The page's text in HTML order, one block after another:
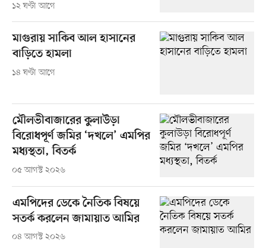
১২ ঘণ্টা আগে
মাগুরায় সাকিব আল হাসানের
বাড়িতে হামলা
১৪ ঘণ্টা আগে
মৌলভীবাজারের কুলাউড়া
বিরোধপূর্ণ জমির ‘দখলে’ এমপির
মধ্যস্থতা, বিতর্ক
০৫ আগস্ট ২০২৬
এমপিদের ডেকে নৈতিক বিষয়ে
সতর্ক করলেন জামায়াত আমির
০৪ আগস্ট ২০২৬